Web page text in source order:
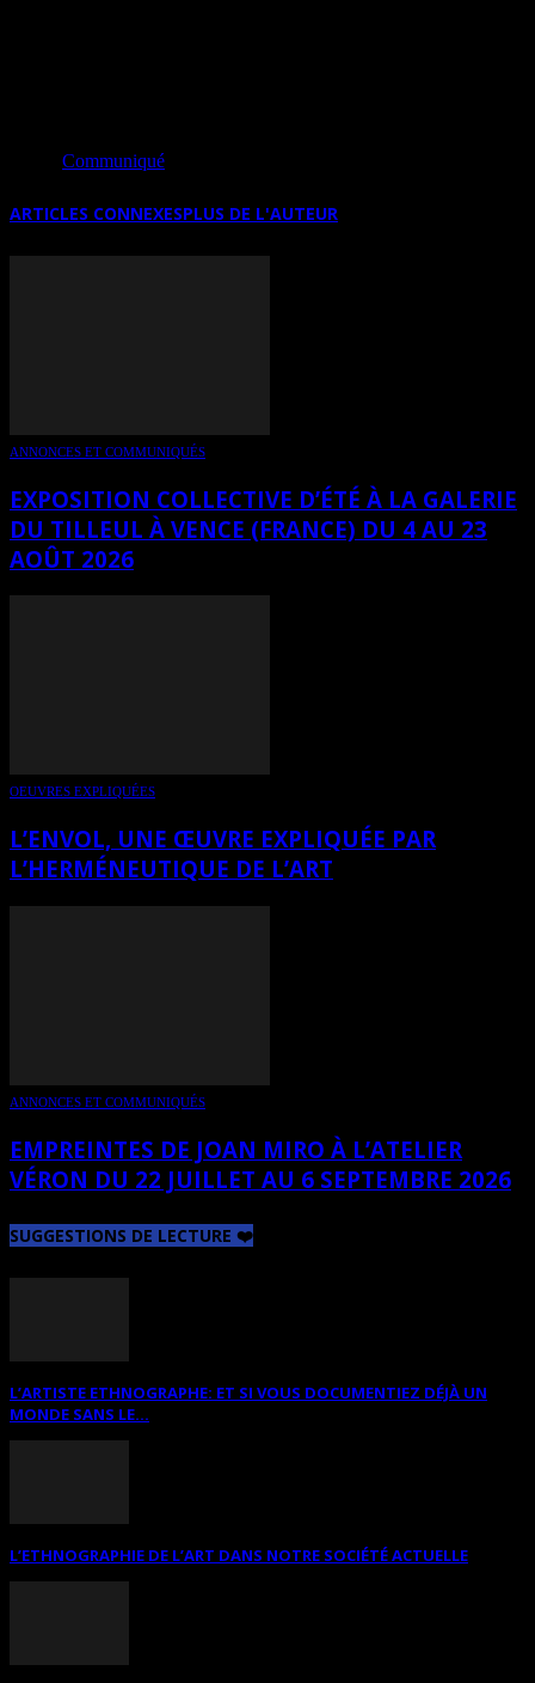
Communiqué
ARTICLES CONNEXESPLUS DE L'AUTEUR
ANNONCES ET COMMUNIQUÉS
EXPOSITION COLLECTIVE D’ÉTÉ À LA GALERIE
DU TILLEUL À VENCE (FRANCE) DU 4 AU 23
AOÛT 2026
OEUVRES EXPLIQUÉES
L’ENVOL, UNE ŒUVRE EXPLIQUÉE PAR
L’HERMÉNEUTIQUE DE L’ART
ANNONCES ET COMMUNIQUÉS
EMPREINTES DE JOAN MIRO À L’ATELIER
VÉRON DU 22 JUILLET AU 6 SEPTEMBRE 2026
SUGGESTIONS DE LECTURE ❤️
L’ARTISTE ETHNOGRAPHE: ET SI VOUS DOCUMENTIEZ DÉJÀ UN
MONDE SANS LE...
L’ETHNOGRAPHIE DE L’ART DANS NOTRE SOCIÉTÉ ACTUELLE